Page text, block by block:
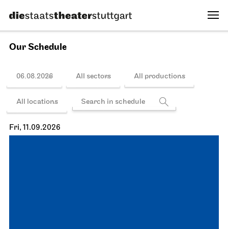
Our Schedule
06.08.2026 All sectors All productions
All locations
Fri, 11.09.2026